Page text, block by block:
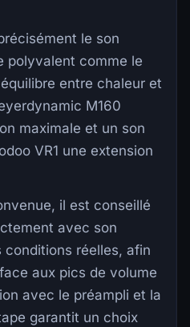
le son
polyvalent comme le
entre chaleur et
M160
maximale et un son
VR1 une extension
il est conseillé
avec son
conditions réelles, afin
aux pics de volume
avec le préampli et la
garantit un choix